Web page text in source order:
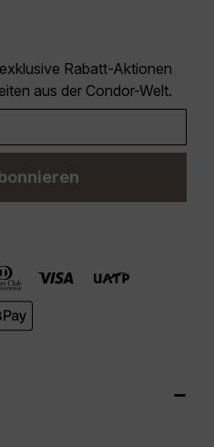
Rabatt-Aktionen
aus der Condor-Welt.